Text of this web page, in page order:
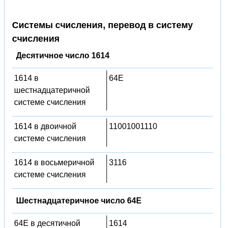
Системы счисления, перевод в систему
счисления
Десятичное число 1614
1614 в
шестнадцатеричной
системе счисления
64E
1614 в двоичной
системе счисления
11001001110
1614 в восьмеричной
системе счисления
3116
Шестнадцатеричное число 64E
64E в десятичной
1614